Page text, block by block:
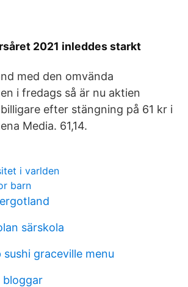
2021 inleddes starkt
med den omvända
i fredags så är nu aktien
efter stängning på 61 kr i
Media. 61,14.
i varlden
barn
särskola
graceville menu
bloggar